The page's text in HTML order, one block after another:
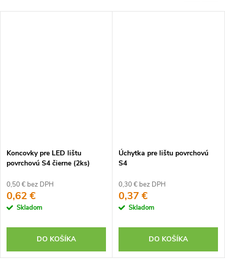
Koncovky pre LED lištu
povrchovú S4 čierne (2ks)
0,50 € bez DPH
0,62 €
Skladom
DO KOŠÍKA
Úchytka pre lištu povrchovú
S4
0,30 € bez DPH
0,37 €
Skladom
DO KOŠÍKA